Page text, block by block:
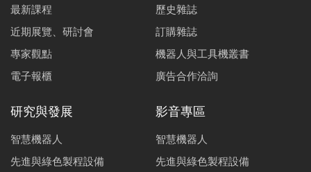
最新課程
近期展覽、研討會
專家觀點
電子報櫃
歷史雜誌
訂購雜誌
機器人與工具機叢書
廣告合作洽詢
研究與發展
智慧機器人
先進與綠色製程設備
影音專區
智慧機器人
先進與綠色製程設備